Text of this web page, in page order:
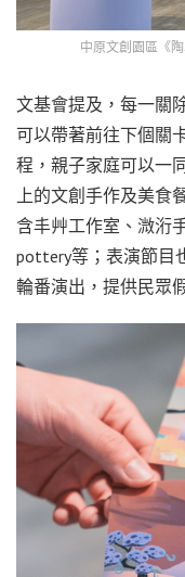
中原文創園區《
文基會提及，每一關
可以帶著前往下個關
程，親子家庭可以一
上的文創手作及美食
含丰艸工作室、溦洐
pottery等；表演節目
輪番演出，提供民眾